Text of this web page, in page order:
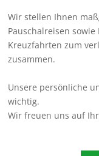
Wir stellen Ihnen
Pauschalreisen
Kreuzfahrten zum
zusammen.
Unsere persönliche
wichtig.
Wir freuen uns auf